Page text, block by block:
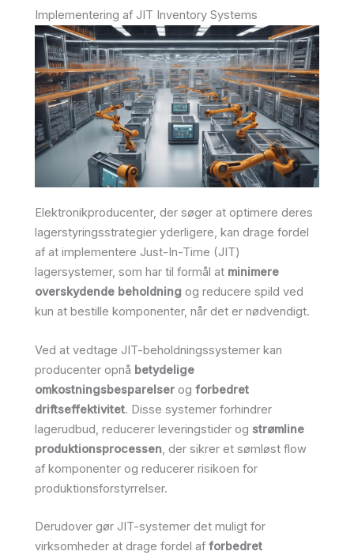
Implementering af JIT Inventory Systems
Elektronikproducenter, der søger at optimere deres
lagerstyringsstrategier yderligere, kan drage fordel
af at implementere Just-In-Time (JIT)
lagersystemer, som har til formål at minimere
overskydende beholdning og reducere spild ved
kun at bestille komponenter, når det er nødvendigt.
Ved at vedtage JIT-beholdningssystemer kan
producenter opnå betydelige
omkostningsbesparelser og forbedret
driftseffektivitet. Disse systemer forhindrer
lagerudbud, reducerer leveringstider og strømline
produktionsprocessen, der sikrer et sømløst flow
af komponenter og reducerer risikoen for
produktionsforstyrrelser.
Derudover gør JIT-systemer det muligt for
virksomheder at drage fordel af forbedret